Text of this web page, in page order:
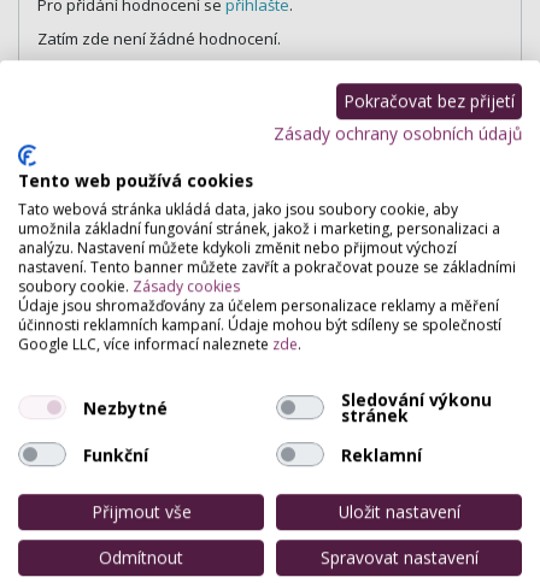
Pro přidání hodnocení se přihlašte.
Zatím zde není žádné hodnocení.
Pokračovat bez přijetí
Zásady ochrany osobních údajů
Tento web používá cookies
Tato webová stránka ukládá data, jako jsou soubory cookie, aby
umožnila základní fungování stránek, jakož i marketing, personalizaci a
analýzu. Nastavení můžete kdykoli změnit nebo přijmout výchozí
nastavení. Tento banner můžete zavřít a pokračovat pouze se základními
soubory cookie. Zásady cookies
Údaje jsou shromažďovány za účelem personalizace reklamy a měření
účinnosti reklamních kampaní. Údaje mohou být sdíleny se společností
Google LLC, více informací naleznete zde.
Nezbytné Sledování výkonu
stránek
Funkční
Reklamní
Přijmout vše
Uložit nastavení
Odmítnout
Spravovat nastavení